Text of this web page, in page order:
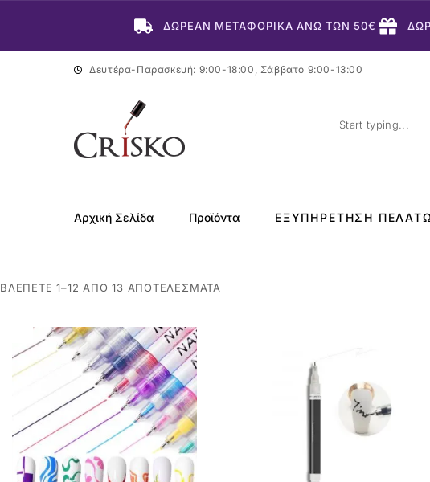
ΔΩΡΕΑΝ ΜΕΤΑΦΟΡΙΚΑ ΑΝΩ ΤΩΝ 50€
Δευτέρα-Παρασκευή: 9:00-18:00, Σάββατο 9:00-13:00
Αρχική Σελίδα Προϊόντα ΕΞΥΠΗΡΈΤΗΣΗ
ΒΛΈΠΕΤΕ 1–12 ΑΠΌ 13 ΑΠΟΤΕΛΈΣΜΑΤΑ